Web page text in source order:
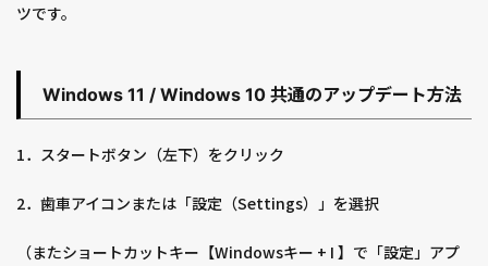
ツです。
Windows 11 / Windows 10 共通のアップデート方法
1．スタートボタン（左下）をクリック
2．歯車アイコンまたは「設定（Settings）」を選択
（またショートカットキー【Windowsキー + I 】で「設定」アプ